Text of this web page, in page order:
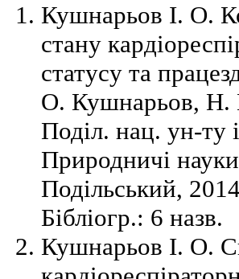
Кушнарьов І. О.
стану
статусу та
О. Кушнарьов, Н.
Поділ. нац. ун-ту
Природничі
Подільський,
Бібліогр.: 6 назв.
Кушнарьов І. О.